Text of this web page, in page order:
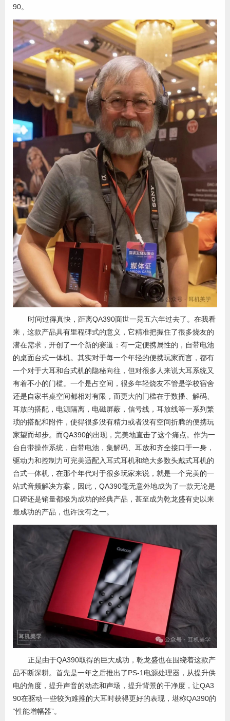
90。
时间过得真快，距离QA390面世一晃五六年过去了。在我看
来，这款产品具有里程碑式的意义，它精准把握住了很多烧友的
潜在需求，开创了一个新的赛道：有一定便携属性的，自带电池
的桌面台式一体机。其实对于每一个年轻的便携玩家而言，都有
一个对于大耳和台式机的隐秘向往，但对很多人来说大耳系统又
有着不小的门槛。一个是占空间，很多年轻烧友不管是学校宿舍
还是自家书桌空间都相对有限，而更大的门槛在于数播、解码、
耳放的搭配，电源隔离，电磁屏蔽，信号线，耳放线等一系列繁
琐的搭配和附件，使得很多没有精力或者没有空间折腾的便携玩
家望而却步。而QA390的出现，完美地直击了这个痛点。作为一
台自带操作系统，自带电池，集解码、耳放和齐全接口于一身，
驱动力和控制力可完美适配入耳式耳机和绝大多数头戴式耳机的
台式一体机，在那个年代对于很多玩家来说，就是一个完美的一
站式音频解决方案，因此，QA390毫无意外地成为了一款无论是
口碑还是销量都极为成功的经典产品，甚至成为乾龙盛有史以来
最成功的产品，也许没有之一。
正是由于QA390取得的巨大成功，乾龙盛也在围绕着这款产
品不断深耕。首先是一年之后推出了PS-1电源处理器，从提升供
电的角度，提升声音的动态和声场，提升背景的干净度，让QA3
90在驱动一些较为难推的大耳时获得更好的表现，堪称QA390的
“性能增幅器”。